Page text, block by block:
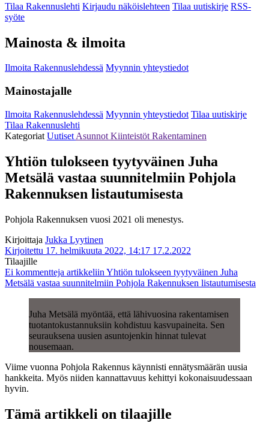
Tilaa Rakennuslehti Kirjaudu näköislehteen Tilaa uutiskirje RSS-
syöte
Mainosta & ilmoita
Ilmoita Rakennuslehdessä Myynnin yhteystiedot
Mainostajalle
Ilmoita Rakennuslehdessä Myynnin yhteystiedot Tilaa uutiskirje
Tilaa Rakennuslehti
Kategoriat Uutiset Asunnot Kiinteistöt Rakentaminen
Yhtiön tulokseen tyytyväinen Juha
Metsälä vastaa suunnitelmiin Pohjola
Rakennuksen listautumisesta
Pohjola Rakennuksen vuosi 2021 oli menestys.
Kirjoittaja Jukka Lyytinen
Kirjoitettu 17. helmikuuta 2022, 14:17 17.2.2022
Tilaajille
Ei kommentteja artikkeliin Yhtiön tulokseen tyytyväinen Juha
Metsälä vastaa suunnitelmiin Pohjola Rakennuksen listautumisesta
Juha Metsälä myöntää, että lähivuosina rakentamisen
tuotantokustannuksiin kohdistuu kasvupaineita. Sen
seurauksena uusien asuntojenkin hinnat tulevat
nousemaan.
Viime vuonna Pohjola Rakennus käynnisti ennätysmäärän uusia
hankkeita. Myös niiden kannattavuus kehittyi kokonaisuudessaan
hyvin.
Tämä artikkeli on tilaajille